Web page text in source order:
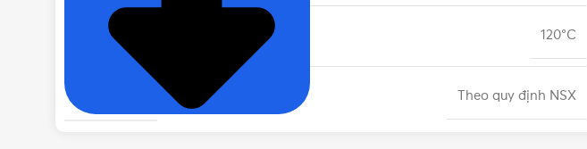
NHIỆT ĐỘ LÀM VIỆC 120°C
Theo quy định NSX